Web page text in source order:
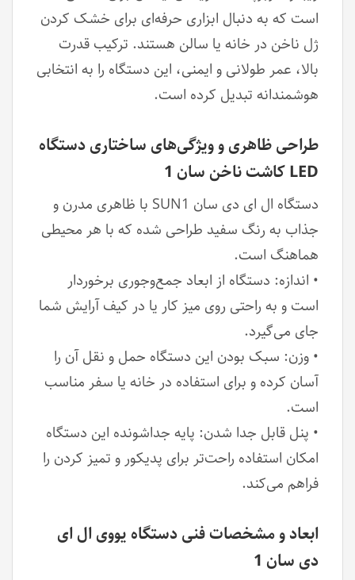
است که به دنبال ابزاری حرفه‌ای برای خشک کردن
ژل ناخن در خانه یا سالن هستند. ترکیب قدرت
بالا، عمر طولانی و ایمنی، این دستگاه را به انتخابی
هوشمندانه تبدیل کرده است.
طراحی ظاهری و ویژگی‌های ساختاری دستگاه
LED کاشت ناخن سان 1
دستگاه ال ای دی سان SUN1 با ظاهری مدرن و
جذاب به رنگ سفید طراحی شده که با هر محیطی
هماهنگ است.
• اندازه: دستگاه از ابعاد جمع‌وجوری برخوردار
است و به راحتی روی میز کار یا در کیف آرایش شما
جای می‌گیرد.
• وزن: سبک بودن این دستگاه حمل و نقل آن را
آسان کرده و برای استفاده در خانه یا سفر مناسب
است.
• پنل قابل جدا شدن: پایه جداشونده این دستگاه
امکان استفاده راحت‌تر برای پدیکور و تمیز کردن را
فراهم می‌کند.
ابعاد و مشخصات فنی دستگاه یووی ال ای
دی سان 1